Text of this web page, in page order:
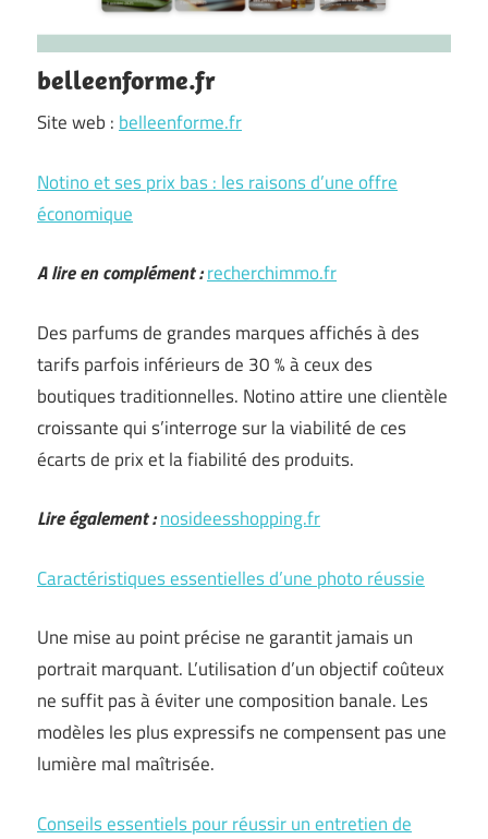
belleenforme.fr
Site web : belleenforme.fr
Notino et ses prix bas : les raisons d’une offre
économique
A lire en complément :recherchimmo.fr
Des parfums de grandes marques affichés à des
tarifs parfois inférieurs de 30 % à ceux des
boutiques traditionnelles. Notino attire une clientèle
croissante qui s’interroge sur la viabilité de ces
écarts de prix et la fiabilité des produits.
Lire également :nosideesshopping.fr
Caractéristiques essentielles d’une photo réussie
Une mise au point précise ne garantit jamais un
portrait marquant. L’utilisation d’un objectif coûteux
ne suffit pas à éviter une composition banale. Les
modèles les plus expressifs ne compensent pas une
lumière mal maîtrisée.
Conseils essentiels pour réussir un entretien de